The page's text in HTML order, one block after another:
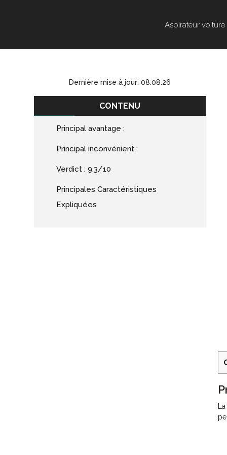
Aspirateur voiture
Dernière mise à jour: 08.08.26
CONTENU
Principal avantage :
Principal inconvénient :
Verdict : 9.3/10
Principales Caractéristiques
Expliquées